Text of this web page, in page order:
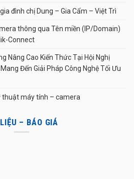
đình chị Dung – Gia Cẩm – Việt Trì
thông qua Tên miền (IP/Domain)
Connect
Nâng Cao Kiến Thức Tại Hội Nghị
Đến Giải Pháp Công Nghệ Tối Ưu
thuật máy tính – camera
– BÁO GIÁ